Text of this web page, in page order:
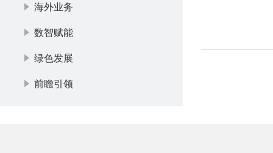
海外业务
数智赋能
绿色发展
前瞻引领